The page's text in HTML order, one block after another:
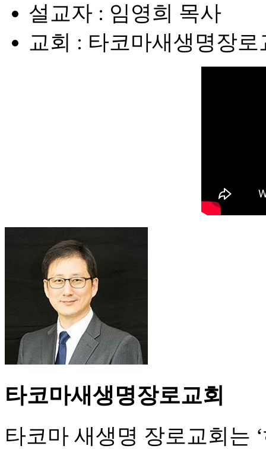
설교자 : 임영희 목사
교회 : 타코마새생명장로
타코마새생명장로교회
타코마 새생명 장로교회는